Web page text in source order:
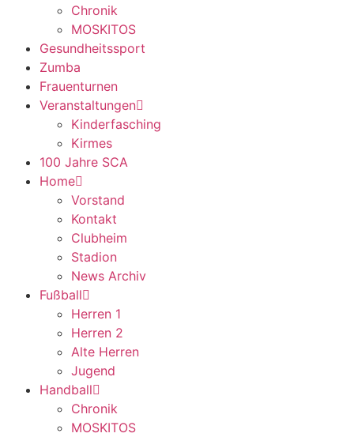
Chronik
MOSKITOS
Gesundheitssport
Zumba
Frauenturnen
Veranstaltungen
Kinderfasching
Kirmes
100 Jahre SCA
Home
Vorstand
Kontakt
Clubheim
Stadion
News Archiv
Fußball
Herren 1
Herren 2
Alte Herren
Jugend
Handball
Chronik
MOSKITOS